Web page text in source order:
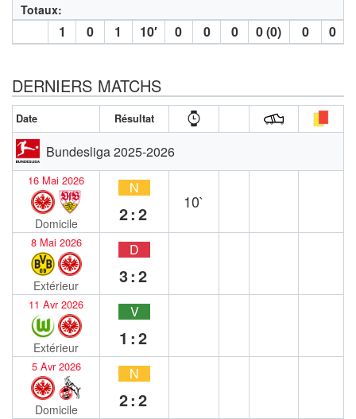
Totaux:
1 0 1 10′ 0 0 0 0 (0) 0 0
DERNIERS MATCHS
Date Résultat
Bundesliga 2025-2026
16 Mai 2026
Domicile
N
2:2
10`
8 Mai 2026
Extérieur
D
3:2
11 Avr 2026
Extérieur
V
1:2
5 Avr 2026
Domicile
N
2:2